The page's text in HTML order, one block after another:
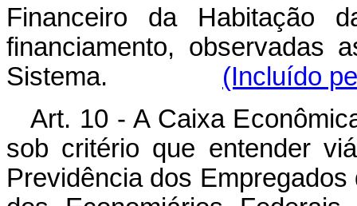
Financeiro da Habitação
financiamento, observadas
Sistema. (Incluído
Art. 10 - A Caixa
sob critério que entender
Previdência dos